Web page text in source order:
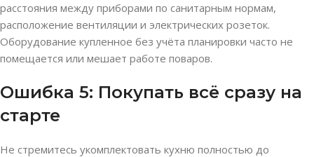
расстояния между приборами по санитарным нормам,
расположение вентиляции и электрических розеток.
Оборудование купленное без учёта планировки часто не
помещается или мешает работе поваров.
Ошибка 5: Покупать всё сразу на
старте
Не стремитесь укомплектовать кухню полностью до